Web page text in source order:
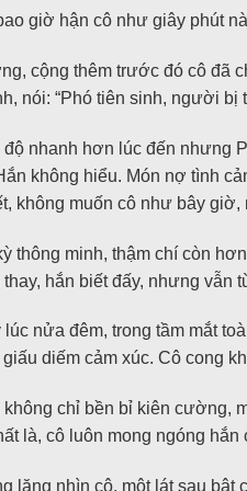
giờ hận cô như giây phút
cộng thêm trước đó cô đã
nói: “Phó tiên sinh, người
nhanh hơn lúc đến nhưng
không hiểu. Món nợ tình
không muốn cô như bây
thông minh, thậm chí còn
hắn biết đấy, nhưng vẫn
lúc nửa đêm, trong tầm mắt
diếm cảm xúc. Cô cong
chỉ bền bỉ kiên cường,
là, cô luôn mong ngóng
lặng nhìn cô, một lát sau